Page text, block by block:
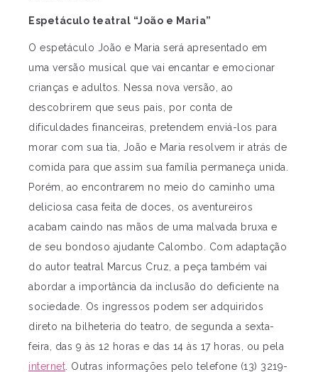
Espetáculo teatral “João e Maria”
O espetáculo João e Maria será apresentado em
uma versão musical que vai encantar e emocionar
crianças e adultos. Nessa nova versão, ao
descobrirem que seus pais, por conta de
dificuldades financeiras, pretendem enviá-los para
morar com sua tia, João e Maria resolvem ir atrás de
comida para que assim sua família permaneça unida.
Porém, ao encontrarem no meio do caminho uma
deliciosa casa feita de doces, os aventureiros
acabam caindo nas mãos de uma malvada bruxa e
de seu bondoso ajudante Calombo. Com adaptação
do autor teatral Marcus Cruz, a peça também vai
abordar a importância da inclusão do deficiente na
sociedade. Os ingressos podem ser adquiridos
direto na bilheteria do teatro, de segunda a sexta-
feira, das 9 às 12 horas e das 14 às 17 horas, ou pela
internet . Outras informações pelo telefone (13) 3219-